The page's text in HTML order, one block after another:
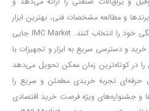
و ماشین‌کاری
سازه‌ای و سهولت کار دارد و
متوسط تا سنگین انتخابی مناسب
و مطالعه مشخصات فنی، بهترین ابزار
مناسب برای پروژه‌های صنعتی یا خانگی خود را انتخاب کنند. IMC Market جایی
و دسترسی سریع به ابزار و تجهیزات با
در کوتاه‌ترین زمان ممکن تحویل می‌دهد
حرفه‌ای تجربه خریدی مطمئن و سریع را
و جشنواره‌های ویژه فرصت خرید اقتصادی